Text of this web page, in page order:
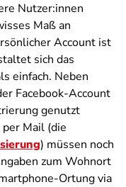
Nutzer:innen
Maß an
Account ist
sich das
einfach. Neben
Facebook-Account
genutzt
Mail (die
) müssen noch
zum Wohnort
Ortung via